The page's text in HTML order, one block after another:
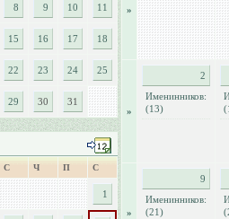
8 9 10 11
15 16 17 18
22 23 24 25
29 30 31
С Ч П С
1
»
»
2
Именинников:
(13)
»
9
Именинников:
(21)